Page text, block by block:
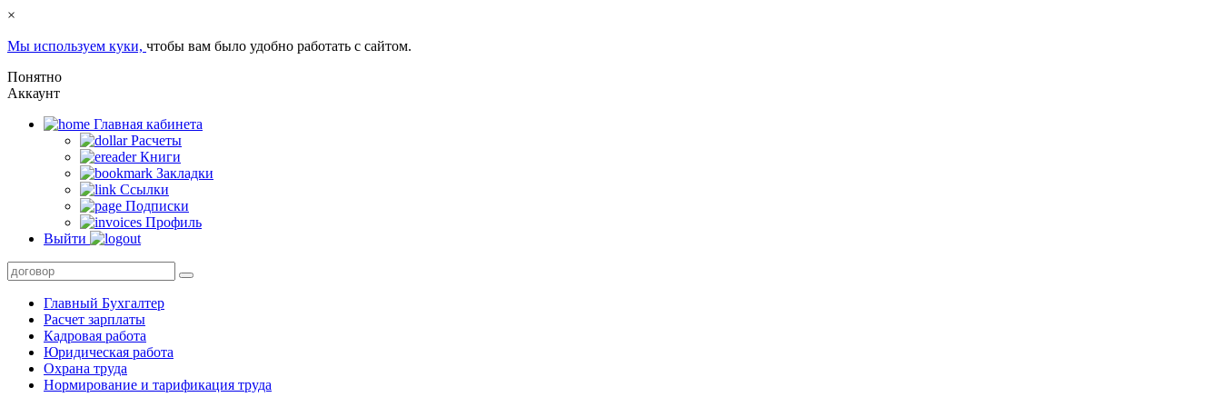
×
Мы используем куки, чтобы вам было удобно работать с сайтом.
Понятно
Аккаунт
Главная кабинета
Расчеты
Книги
Закладки
Ссылки
Подписки
Профиль
Выйти
Главный Бухгалтер
Расчет зарплаты
Кадровая работа
Юридическая работа
Охрана труда
Нормирование и тарификация труда